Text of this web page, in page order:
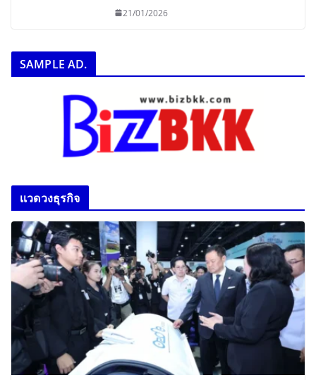
21/01/2026
SAMPLE AD.
เเวดวงธุรกิจ